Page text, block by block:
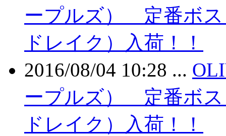
ープルズ） 定番ボス
ドレイク）入荷！！
2016/08/04 10:28 ...
ープルズ） 定番ボス
ドレイク）入荷！！